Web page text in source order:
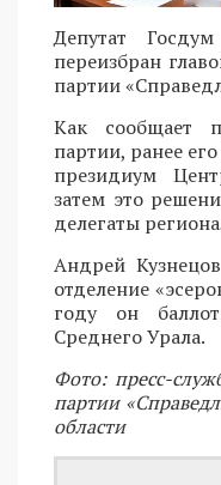
Депутат Госдум
переизбран
партии
Как сообщает
партии, ранее
президиум
затем это
делегаты
Андрей
отделение
году он
Среднего Урала.
Фото: пресс-
партии
области